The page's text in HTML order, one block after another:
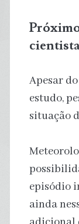
Apesar
estudo,
situação
episódio
ainda